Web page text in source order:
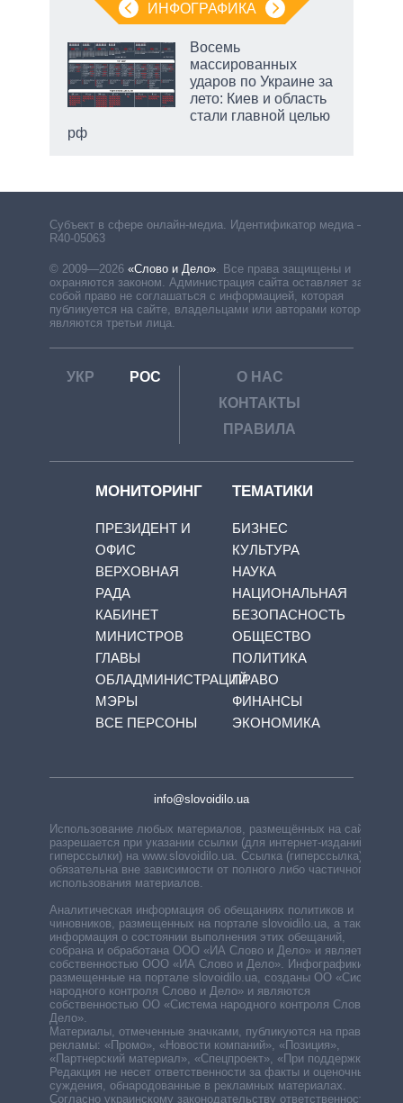
ИНФОГРАФИКА
Восемь
массированных
ударов по Украине за
лето: Киев и область
стали главной целью
рф
Субъект в сфере онлайн-медиа. Идентификатор медиа –
R40-05063
© 2009—2026 «Слово и Дело». Все права защищены и
охраняются законом. Администрация сайта оставляет за
собой право не соглашаться с информацией, которая
публикуется на сайте, владельцами или авторами которой
являются третьи лица.
УКР РОС
О НАС
КОНТАКТЫ
ПРАВИЛА
МОНИТОРИНГ
ПРЕЗИДЕНТ И
ОФИС
ВЕРХОВНАЯ
РАДА
КАБИНЕТ
МИНИСТРОВ
ГЛАВЫ
ОБЛАДМИНИСТРАЦИЙ
МЭРЫ
ВСЕ ПЕРСОНЫ
ТЕМАТИКИ
БИЗНЕС
КУЛЬТУРА
НАУКА
НАЦИОНАЛЬНАЯ
БЕЗОПАСНОСТЬ
ОБЩЕСТВО
ПОЛИТИКА
ПРАВО
ФИНАНСЫ
ЭКОНОМИКА
info@slovoidilo.ua
Использование любых материалов, размещённых на сайте,
разрешается при указании ссылки (для интернет-изданий —
гиперссылки) на www.slovoidilo.ua. Ссылка (гиперссылка)
обязательна вне зависимости от полного либо частичного
использования материалов.
Аналитическая информация об обещаниях политиков и
чиновников, размещенных на портале slovoidilo.ua, а также
информация о состоянии выполнения этих обещаний,
собрана и обработана ООО «ИА Слово и Дело» и является
собственностью ООО «ИА Слово и Дело». Инфографики,
размещенные на портале slovoidilo.ua, созданы ОО «Система
народного контроля Слово и Дело» и являются
собственностью ОО «Система народного контроля Слово и
Дело».
Материалы, отмеченные значками, публикуются на правах
рекламы: «Промо», «Новости компаний», «Позиция»,
«Партнерский материал», «Спецпроект», «При поддержке».
Редакция не несет ответственности за факты и оценочные
суждения, обнародованные в рекламных материалах.
Согласно украинскому законодательству ответственность за